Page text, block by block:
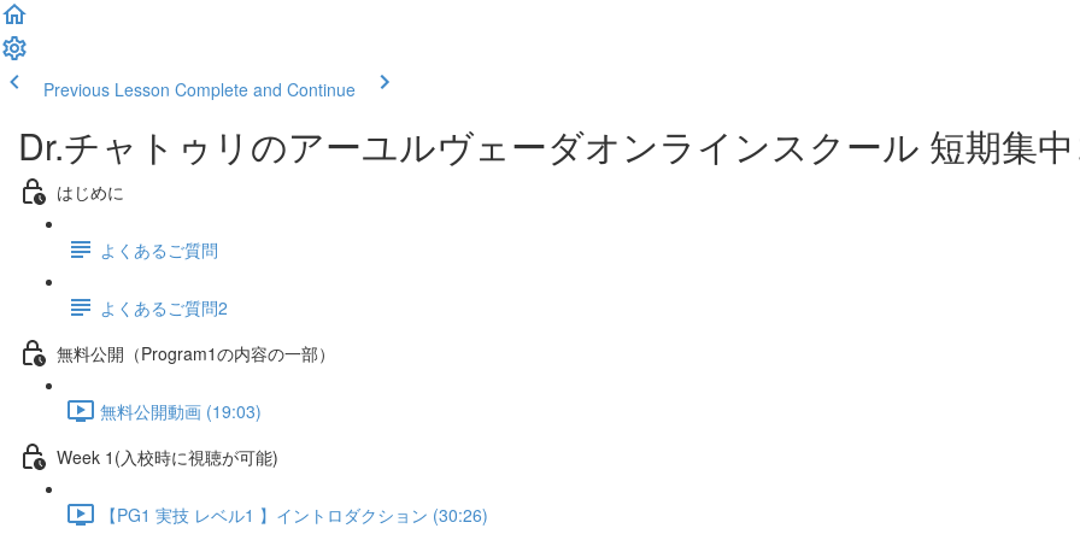
Previous Lesson Complete and Continue
Dr.チャトゥリのアーユルヴェーダオンラインスクール 短期集
はじめに
よくあるご質問
よくあるご質問2
無料公開（Program1の内容の一部）
無料公開動画 (19:03)
Week 1(入校時に視聴が可能)
【PG1 実技 レベル1 】イントロダクション (30:26)